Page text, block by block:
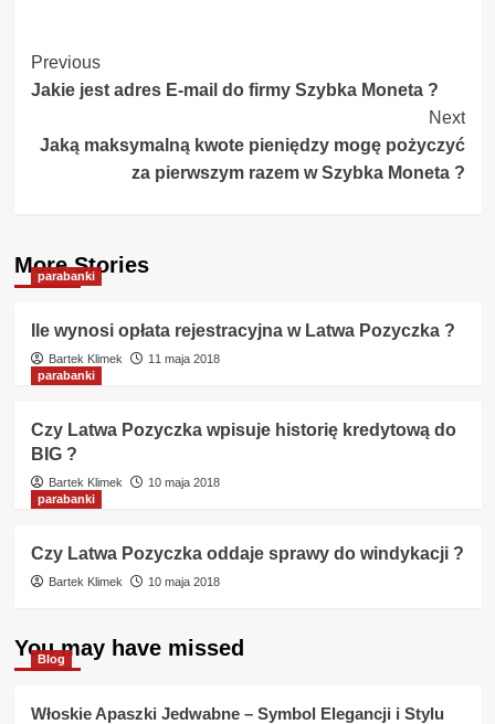
Post
Navigation
Previous
Jakie jest adres E-mail do firmy Szybka Moneta ?
Next
Jaką maksymalną kwote pieniędzy mogę pożyczyć
za pierwszym razem w Szybka Moneta ?
More Stories
parabanki
Ile wynosi opłata rejestracyjna w Latwa Pozyczka ?
Bartek Klimek
11 maja 2018
parabanki
Czy Latwa Pozyczka wpisuje historię kredytową do
BIG ?
Bartek Klimek
10 maja 2018
parabanki
Czy Latwa Pozyczka oddaje sprawy do windykacji ?
Bartek Klimek 10 maja 2018
You may have missed
Blog
Włoskie Apaszki Jedwabne – Symbol Elegancji i Stylu